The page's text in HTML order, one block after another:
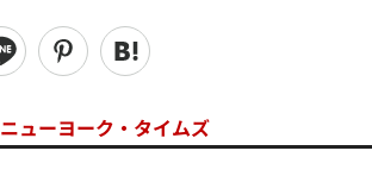
ニューヨーク・タイムズ